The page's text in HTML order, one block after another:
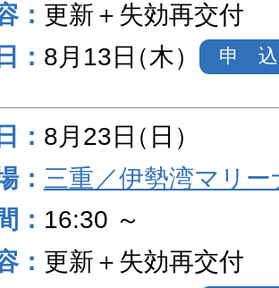
更新＋失効再交付
8月13日（木） 申 込
8月23日（日）
三重／伊勢湾マリー
16:30 ～
更新＋失効再交付